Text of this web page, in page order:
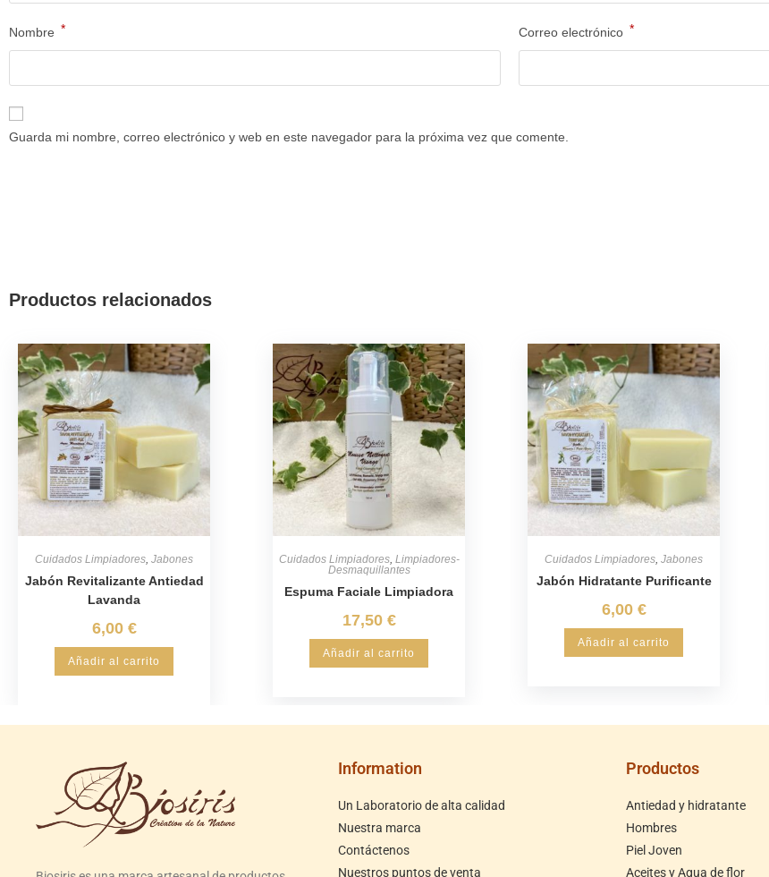
Nombre * Correo electrónico *
Guarda mi nombre, correo electrónico y web en este navegador para la próxima vez que comente.
Productos relacionados
Cuidados Limpiadores Jabones
Jabón Revitalizante Antiedad
Lavanda
6,00 €
Añadir al carrito
Cuidados Limpiadores, Limpiadores-
Desmaquillantes
Espuma Faciale Limpiadora
17,50 €
Añadir al carrito
Cuidados Limpiadores Jabones
Jabón Hidratante Purificante
6,00 €
Añadir al carrito
Information
Un Laboratorio de alta calidad
Nuestra marca
Contáctenos
Nuestros puntos de venta
Productos
Antiedad y hidratante
Hombres
Piel Joven
Aceites y Agua de flor